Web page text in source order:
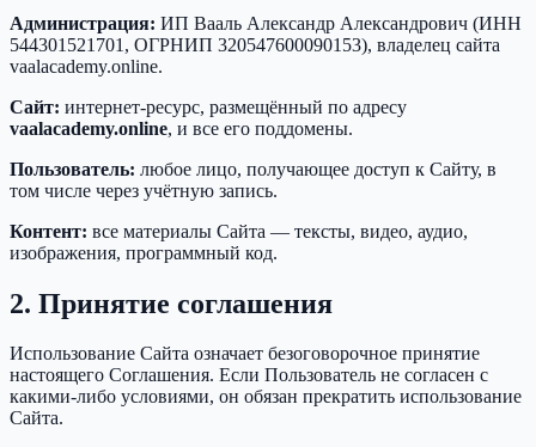
Администрация: ИП Вааль Александр Александрович (ИНН
544301521701, ОГРНИП 320547600090153), владелец сайта
vaalacademy.online.
Сайт: интернет-ресурс, размещённый по адресу
vaalacademy.online, и все его поддомены.
Пользователь: любое лицо, получающее доступ к Сайту, в
том числе через учётную запись.
Контент: все материалы Сайта — тексты, видео, аудио,
изображения, программный код.
2. Принятие соглашения
Использование Сайта означает безоговорочное принятие
настоящего Соглашения. Если Пользователь не согласен с
какими-либо условиями, он обязан прекратить использование
Сайта.